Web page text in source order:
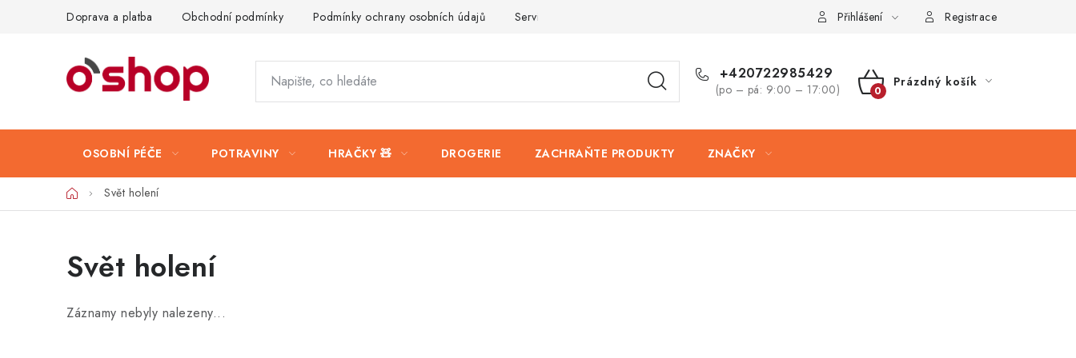
Doprava a platba Obchodní podmínky Podmínky ochrany osobních údajů Servis a reklamace Přihlášení Registrace
+420722985429
(po – pá: 9:00 – 17:00)
NÁKUPNÍ
Prázdný košík
OSOBNÍ PÉČE POTRAVINY HRAČKY 🧸 DROGERIE ZACHRAŇTE PRODUKTY ZNAČKY
DomůSvět holení
Svět holení
Záznamy nebyly nalezeny...